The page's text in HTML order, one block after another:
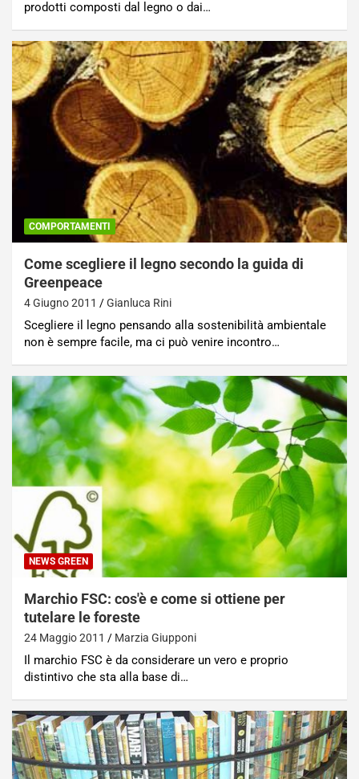
prodotti composti dal legno o dai…
COMPORTAMENTI
Come scegliere il legno secondo la guida di
Greenpeace
4 Giugno 2011 Gianluca Rini
Scegliere il legno pensando alla sostenibilità ambientale
non è sempre facile, ma ci può venire incontro…
NEWS GREEN
Marchio FSC: cos'è e come si ottiene per
tutelare le foreste
24 Maggio 2011 Marzia Giupponi
Il marchio FSC è da considerare un vero e proprio
distintivo che sta alla base di…